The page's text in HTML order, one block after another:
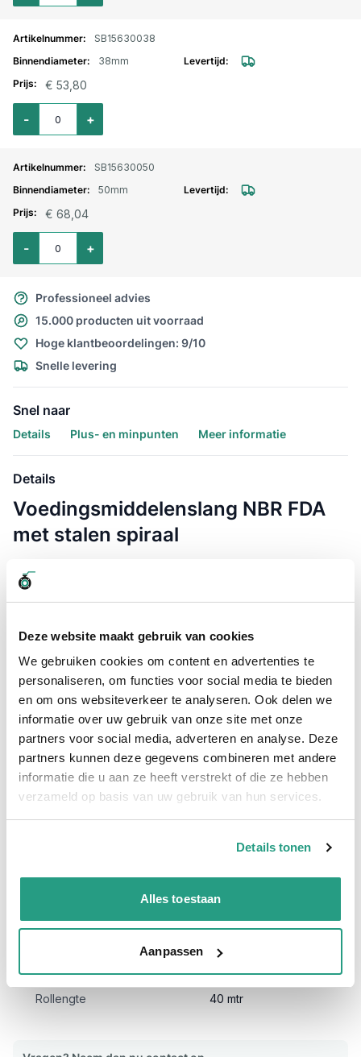
Deze website maakt gebruik van cookies
We gebruiken cookies om content en advertenties te
personaliseren, om functies voor social media te bieden
en om ons websiteverkeer te analyseren. Ook delen we
informatie over uw gebruik van onze site met onze
partners voor social media, adverteren en analyse. Deze
partners kunnen deze gegevens combineren met andere
informatie die u aan ze heeft verstrekt of die ze hebben
verzameld op basis van uw gebruik van hun services.
Details tonen
Alles toestaan
Aanpassen
SB15630038
38mm
€ 53,80
Aantal voor Voedingsmiddelenslang NBR FDA 10 bar (stalen spiraal)
+
-
SB15630050
50mm
€ 68,04
Aantal voor Voedingsmiddelenslang NBR FDA 10 bar (stalen spiraal)
+
-
Professioneel advies
15.000 producten uit voorraad
Hoge klantbeoordelingen: 9/10
Snelle levering
Snel naar
Details Plus- en minpunten Meer informatie
Details
Voedingsmiddelenslang NBR FDA
met stalen spiraal
flexibele (zuivel)slang en is geschikt in een omgeving waar
vettige voedingsmiddelen. Slang is voldoet aan de norm
EN1935/2004, 2023/2006, FDA, BgVV en RAL.
Slang is per meter te bestellen, bestelt u aantal 6, dan krijgt u
bijvoorbeeld 6 meter aan één stuk geleverd.
Plus- en minpunten
Flexibele zuivelslang 10 bar met stalen spiraal
FDA keurmerk
Per meter te bestellen, max lengte is 40 meter
Temperatuurbereik -30ºC tot +100ºC
Rollengte 40 mtr